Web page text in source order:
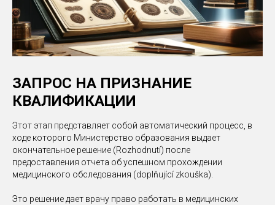
ЗАПРОС НА ПРИЗНАНИЕ
КВАЛИФИКАЦИИ
Этот этап представляет собой автоматический процесс, в
ходе которого Министерство образования выдает
окончательное решение (Rozhodnutí) после
предоставления отчета об успешном прохождении
медицинского обследования (doplňující zkouška).
Это решение дает врачу право работать в медицинских